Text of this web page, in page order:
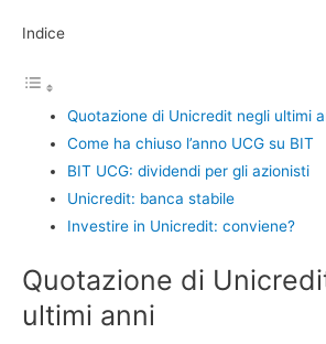
Indice
Quotazione di Unicredit negli ultimi
Come ha chiuso l’anno UCG su BIT
BIT UCG: dividendi per gli azionisti
Unicredit: banca stabile
Investire in Unicredit: conviene?
Quotazione di
ultimi anni